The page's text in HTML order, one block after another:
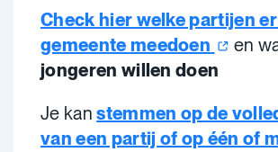
Check hier welke partijen
gemeente meedoen en
jongeren willen doen
Je kanstemmen op de
van een partij of op één of